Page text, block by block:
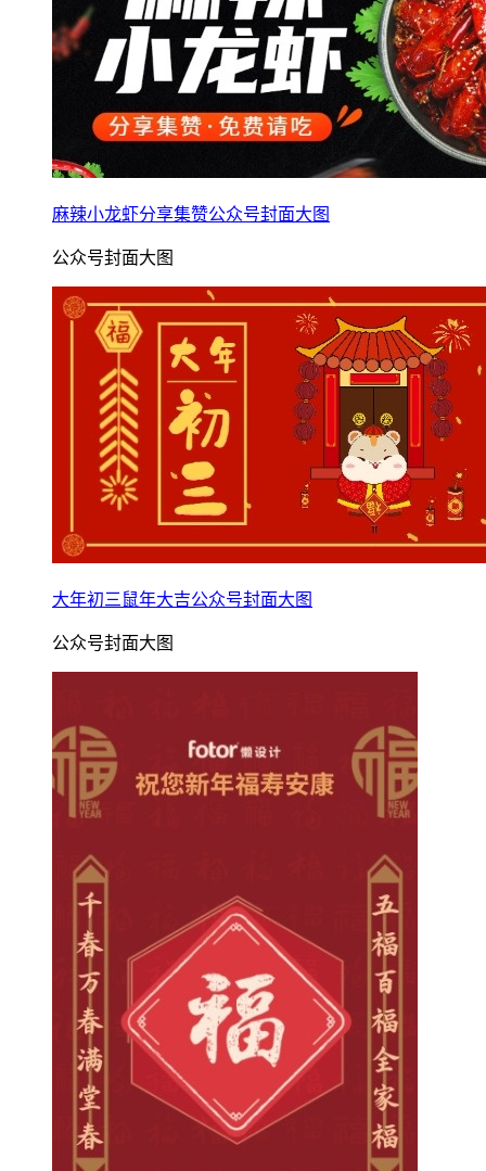
麻辣小龙虾分享集赞公众号封面大图
公众号封面大图
大年初三鼠年大吉公众号封面大图
公众号封面大图